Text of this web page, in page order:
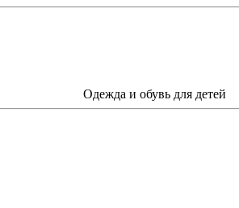
Одежда и обувь для детей